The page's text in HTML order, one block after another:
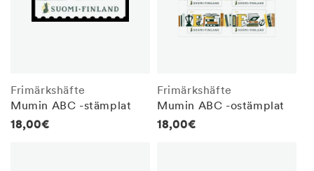
Frimärkshäfte
Mumin ABC -stämplat
Regular
18,00€
Frimärkshäfte
Mumin ABC -ostämplat
Regular
18,00€